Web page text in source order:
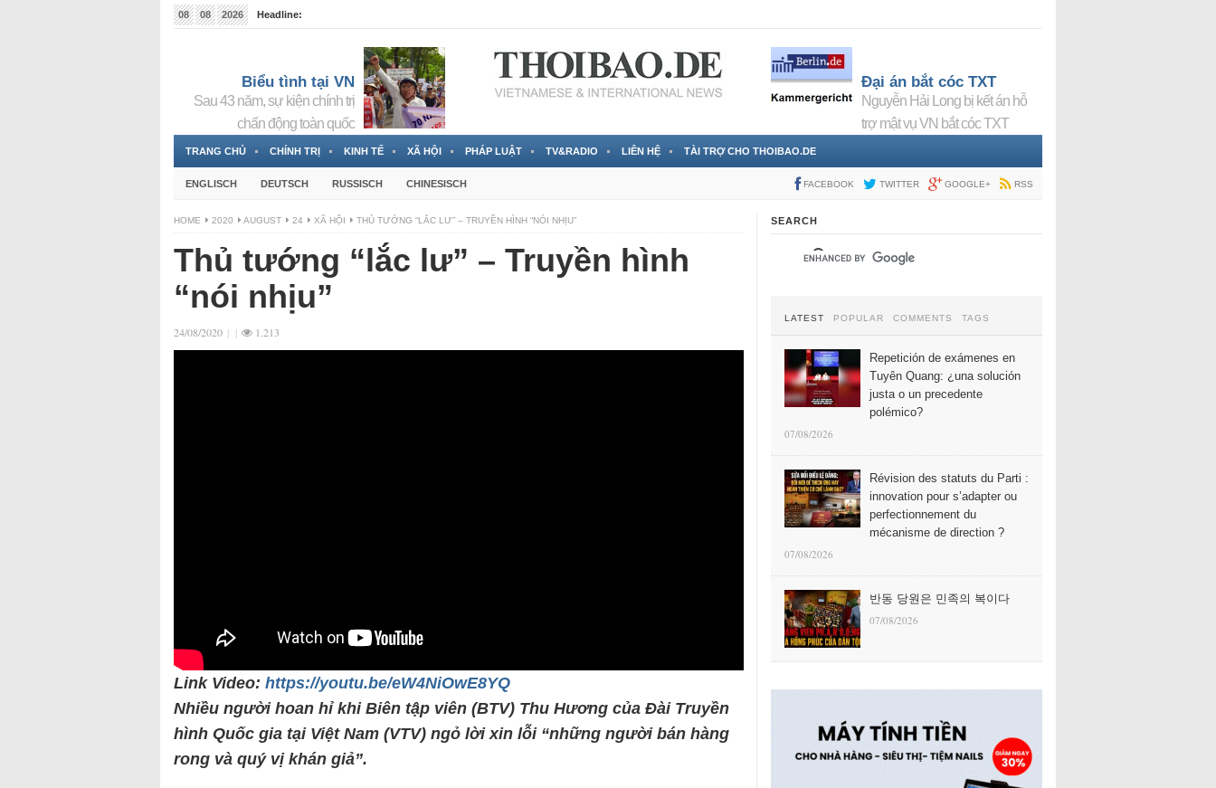
08 08 2026
Headline:
Biểu tình tại VN
Sau 43 năm, sự kiện chính trị
chấn động toàn quốc
Đại án bắt cóc TXT
Nguyễn Hải Long bị kết án hỗ
trợ mật vụ VN bắt cóc TXT
TRANG CHỦ CHÍNH TRỊ KINH TẾ XÃ HỘI PHÁP LUẬT TV&RADIO LIÊN HỆ TÀI TRỢ CHO THOIBAO.DE
ENGLISCH DEUTSCH RUSSISCH CHINESISCH FACEBOOK TWITTER GOOGLE+ RSS
HOME 2020 AUGUST 24 XÃ HỘI THỦ TƯỚNG “LẮC LƯ” – TRUYỀN HÌNH “NÓI NHỊU”
Thủ tướng “lắc lư” – Truyền hình
“nói nhịu”
24/08/2020 | | 1.213
Link Video: https://youtu.be/eW4NiOwE8YQ
Nhiều người hoan hỉ khi Biên tập viên (BTV) Thu Hương của Đài Truyền
hình Quốc gia tại Việt Nam (VTV) ngỏ lời xin lỗi “những người bán hàng
rong và quý vị khán giả”.
SEARCH
LATEST POPULAR COMMENTS TAGS
Repetición de exámenes en
Tuyên Quang: ¿una solución
justa o un precedente
polémico?
07/08/2026
Révision des statuts du Parti :
innovation pour s’adapter ou
perfectionnement du
mécanisme de direction ?
07/08/2026
반동 당원은 민족의 복이다
07/08/2026